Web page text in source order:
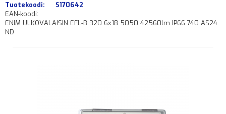
Tuotekoodi:
S170642
EAN-koodi:
ENIM ULKOVALAISIN EFL-B 320 6x18 5050 42560lm IP66 740 AS24
ND